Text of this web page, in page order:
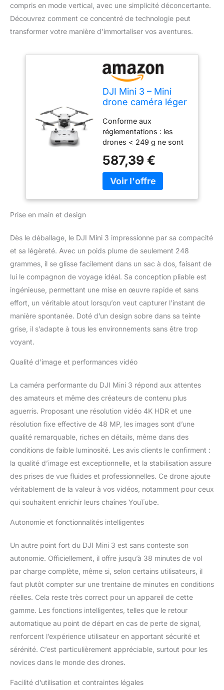
compris en mode vertical, avec une simplicité déconcertante.
Découvrez comment ce concentré de technologie peut
transformer votre manière d’immortaliser vos aventures.
DJI Mini 3 – Mini
drone caméra léger
vidéo 4K HDR,
temps de vol de 38
minutes, Prise
verticale réelle et
fonctions
intelligentes
Conforme aux
réglementations : les
drones < 249 g ne sont
dans la plupart des pays.
Profitez du plaisir du vol
sans la fastidieuse
pour des prises de vue
aériennes d’une clarté
cristalline. Capturez les
détails, même dans les
lumières fortes et les
ombres, de jour comme
de nuit. Capturez
Avec Prise verticale réelle,
vous pouvez facilement
ciels et les chutes d’eau.
l’orientation parfaite pour
publier sur Instagram ou
TikTok. Concentrez-vous
sur le moment : Des
clichés épiques au bout
de vos doigts. Utilisez
QuickShots pour choisir
dynamiques ou capturer
une vue époustouflante
avec Panorama. Inclut
DJI RC-N1 qui vous
et de profiter d’une
3 se décline en deux
l’autre sans étiquette C0.
Les deux versions sont
autorisées pour les vols
dans les catégories A1 et
donc exigé pour les
opérateurs. Notes : Pour
votre sécurité, veuillez
vérifier et respecter les
locales en vigueur avant
tout vol.
587,39 €
Prise en main et design
Dès le déballage, le DJI Mini 3 impressionne par sa compacité
et sa légèreté. Avec un poids plume de seulement 248
grammes, il se glisse facilement dans un sac à dos, faisant de
lui le compagnon de voyage idéal. Sa conception pliable est
ingénieuse, permettant une mise en œuvre rapide et sans
effort, un véritable atout lorsqu’on veut capturer l’instant de
manière spontanée. Doté d’un design sobre dans sa teinte
grise, il s’adapte à tous les environnements sans être trop
voyant.
Qualité d’image et performances vidéo
La caméra performante du DJI Mini 3 répond aux attentes
des amateurs et même des créateurs de contenu plus
aguerris. Proposant une résolution vidéo 4K HDR et une
résolution fixe effective de 48 MP, les images sont d’une
qualité remarquable, riches en détails, même dans des
conditions de faible luminosité. Les avis clients le confirment :
la qualité d’image est exceptionnelle, et la stabilisation assure
des prises de vue fluides et professionnelles. Ce drone ajoute
véritablement de la valeur à vos vidéos, notamment pour ceux
qui souhaitent enrichir leurs chaînes YouTube.
Autonomie et fonctionnalités intelligentes
Un autre point fort du DJI Mini 3 est sans conteste son
autonomie. Officiellement, il offre jusqu’à 38 minutes de vol
par charge complète, même si, selon certains utilisateurs, il
faut plutôt compter sur une trentaine de minutes en conditions
réelles. Cela reste très correct pour un appareil de cette
gamme. Les fonctions intelligentes, telles que le retour
automatique au point de départ en cas de perte de signal,
renforcent l’expérience utilisateur en apportant sécurité et
sérénité. C’est particulièrement appréciable, surtout pour les
novices dans le monde des drones.
Facilité d’utilisation et contraintes légales